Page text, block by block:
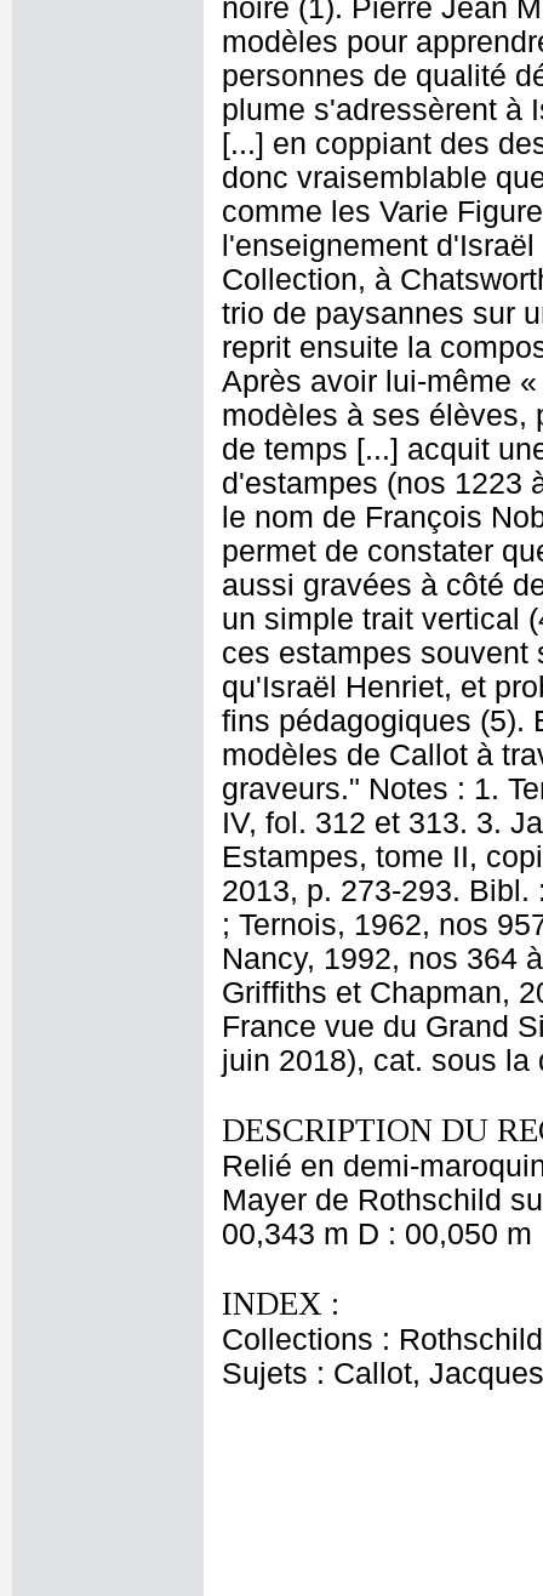
noire (1). Pierre Jean
modèles pour
personnes de qualité
plume s'adressèrent à
[...] en coppiant des
donc vraisemblable
comme les Varie
l'enseignement
Collection, à
trio de paysannes sur
reprit ensuite la
Après avoir lui-même
modèles à ses élèves,
de temps [...] acquit
d'estampes (nos 1223
le nom de François
permet de constater
aussi gravées à côté
un simple trait vertical
ces estampes souvent
qu'Israël Henriet, et
fins pédagogiques (5).
modèles de Callot à
graveurs." Notes : 1.
IV, fol. 312 et 313. 3.
Estampes, tome II,
2013, p. 273-293. Bibl.
; Ternois, 1962, nos
Nancy, 1992, nos 364
Griffiths et Chapman,
France vue du Grand
juin 2018), cat. sous la
DESCRIPTION DU
Relié en demi-
Mayer de Rothschild
00,343 m D : 00,050
INDEX :
Collections :
Sujets : Callot,